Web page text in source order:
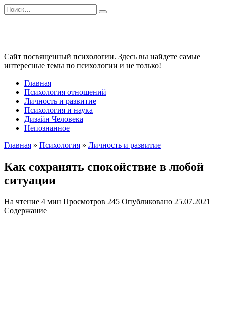
Перейти
к
Search
for:
Сайт посвященный психологии. Здесь вы найдете самые
интересные темы по психологии и не только!
Главная
Психология отношений
Личность и развитие
Психология и наука
Дизайн Человека
Непознанное
Главная » Психология » Личность и развитие
Как сохранять спокойствие в любой
ситуации
На чтение 4 мин Просмотров 245 Опубликовано 25.07.2021
Содержание